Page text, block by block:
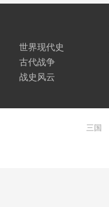
世界现代史
古代战争
战史风云
三国